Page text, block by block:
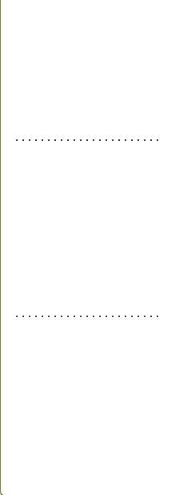
. . . . . . . . . . . . . . . . . . . . . . .
. . . . . . . . . . . . . . . . . . . . . . .